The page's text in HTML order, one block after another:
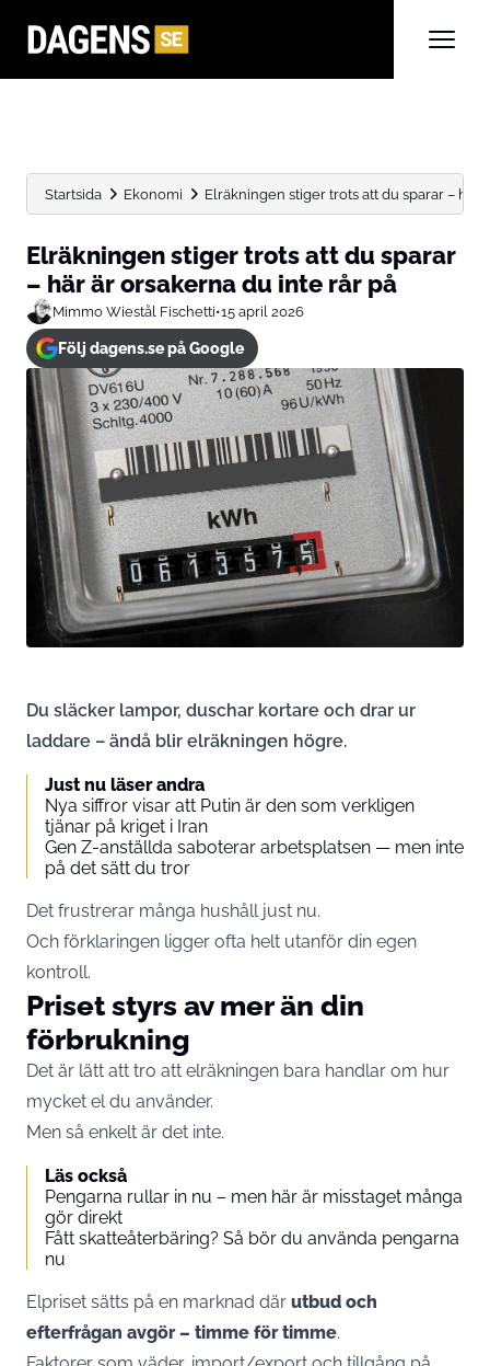
Startsida Ekonomi Elräkningen stiger trots att du sparar – här
Elräkningen stiger trots att du sparar
– här är orsakerna du inte rår på
Mimmo Wiestål Fischetti•15 april 2026
Följ dagens.se på Google
Du släcker lampor, duschar kortare och drar ur
laddare – ändå blir elräkningen högre.
Just nu läser andra
Nya siffror visar att Putin är den som verkligen
tjänar på kriget i Iran
Gen Z-anställda saboterar arbetsplatsen — men inte
på det sätt du tror
Det frustrerar många hushåll just nu.
Och förklaringen ligger ofta helt utanför din egen
kontroll.
Priset styrs av mer än din
förbrukning
Det är lätt att tro att elräkningen bara handlar om hur
mycket el du använder.
Men så enkelt är det inte.
Läs också
Pengarna rullar in nu – men här är misstaget många
gör direkt
Fått skatteåterbäring? Så bör du använda pengarna
nu
Elpriset sätts på en marknad där utbud och
efterfrågan avgör – timme för timme.